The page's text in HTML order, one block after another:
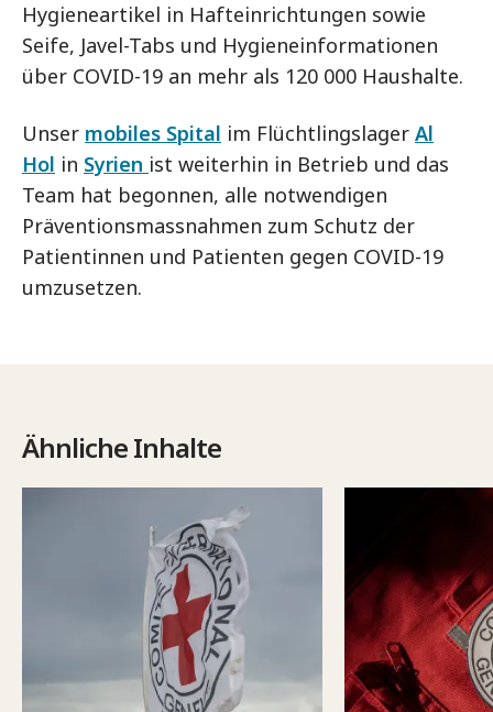
Hygieneartikel in Hafteinrichtungen sowie
Seife, Javel-Tabs und Hygieneinformationen
über COVID-19 an mehr als 120 000 Haushalte.
Unser mobiles Spital im Flüchtlingslager Al
Hol in Syrien ist weiterhin in Betrieb und das
Team hat begonnen, alle notwendigen
Präventionsmassnahmen zum Schutz der
Patientinnen und Patienten gegen COVID-19
umzusetzen.
Ähnliche Inhalte